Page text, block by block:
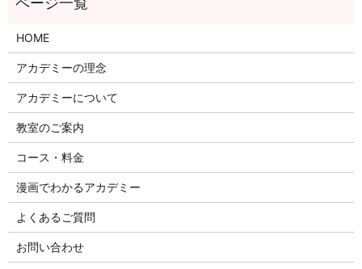
HOME
アカデミーの理念
アカデミーについて
教室のご案内
コース・料金
漫画でわかるアカデミー
よくあるご質問
お問い合わせ